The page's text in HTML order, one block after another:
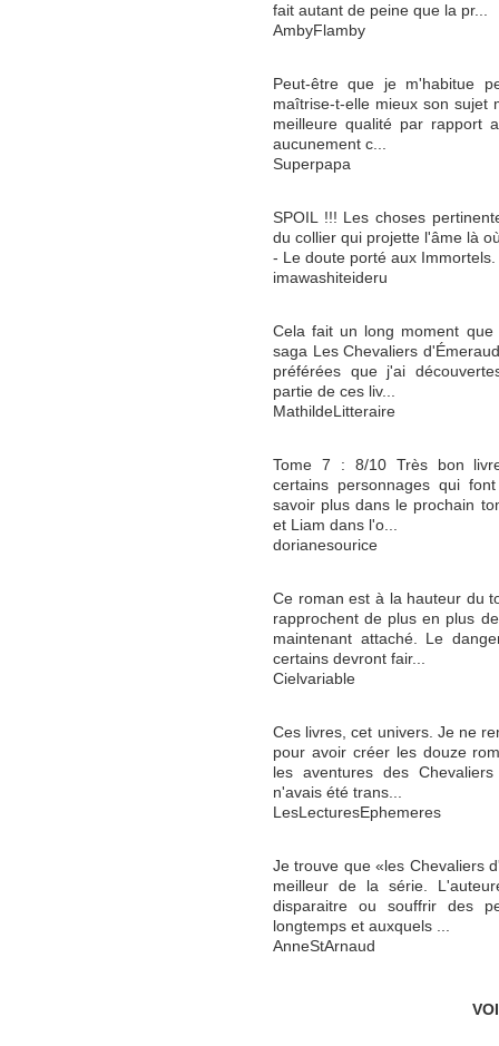
fait autant de peine que la pr...
AmbyFlamby
Peut-être que je m'habitue
maîtrise-t-elle mieux son sujet
meilleure qualité par rapport
aucunement c...
Superpapa
SPOIL !!! Les choses
du collier qui projette l'âme là
- Le doute porté aux
imawashiteideru
Cela fait un long moment
saga Les Chevaliers
préférées que j'ai
partie de ces liv...
MathildeLitteraire
Tome 7 : 8/10 Très bon
certains personnages qui
savoir plus dans le prochain
et Liam dans l'o...
dorianesourice
Ce roman est à la hauteur du
rapprochent de plus en plus
maintenant attaché. Le
certains devront fair...
Cielvariable
Ces livres, cet univers. Je ne
pour avoir créer les douze
les aventures des
n'avais été trans...
LesLecturesEphemeres
Je trouve que «les Chevaliers
meilleur de la série.
disparaitre ou souffrir des
longtemps et auxquels ...
AnneStArnaud